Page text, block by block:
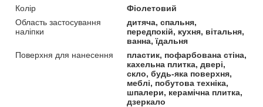
Колір
Фіолетовий
Область застосування
наліпки
дитяча, спальня,
передпокій, кухня, вітальня,
ванна, їдальня
Поверхня для нанесення
пластик, пофарбована стіна,
кахельна плитка, двері,
скло, будь-яка поверхня,
меблі, побутова техніка,
шпалери, керамічна плитка,
дзеркало